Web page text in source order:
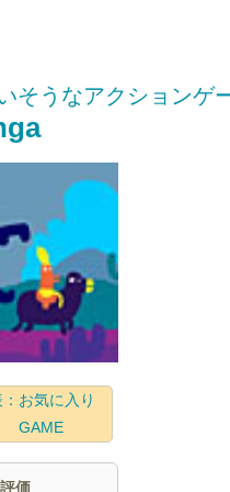
そうなアクションゲ
：お気に入り
GAME
価